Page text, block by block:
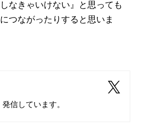
なきゃいけない』と思っても
つながったりすると思いま
信しています。